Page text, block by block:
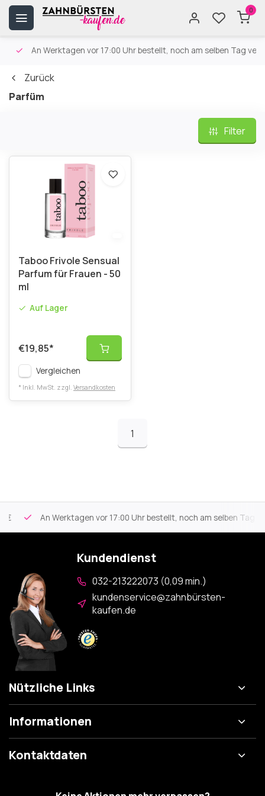
0
An Werktagen vor 17:00 Uhr bestellt, noch am selben Tag
Zurück
Parfüm
Filter
Taboo Frivole Sensual
Parfum für Frauen - 50
ml
Auf Lager
€19,85*
Vergleichen
* Inkl. MwSt. zzgl. Versandkosten
1
An Werktagen vor 17:00 Uhr bestellt, noch am selben Tag
Kundendienst
032-213222073 (0,09 min.)
kundenservice@zahnbürsten-
kaufen.de
Nützliche Links
Informationen
Kontaktdaten